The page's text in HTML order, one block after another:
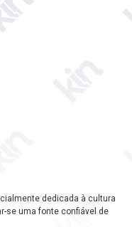
dedicada à cultura
se uma fonte confiável de